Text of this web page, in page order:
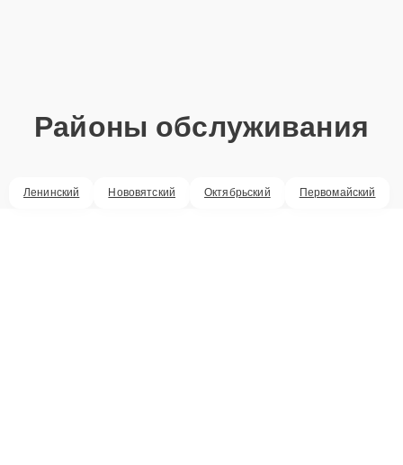
Районы обслуживания
Ленинский Нововятский Октябрьский Первомайский